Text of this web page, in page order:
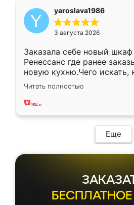
yaroslava1986
3 августа 2026
Заказала себе новый
Ренессанс где ранее
новую кухню.Чего искать,
вполне довольна. Служит
два года, нареканий нет.
Читать полностью
Еще